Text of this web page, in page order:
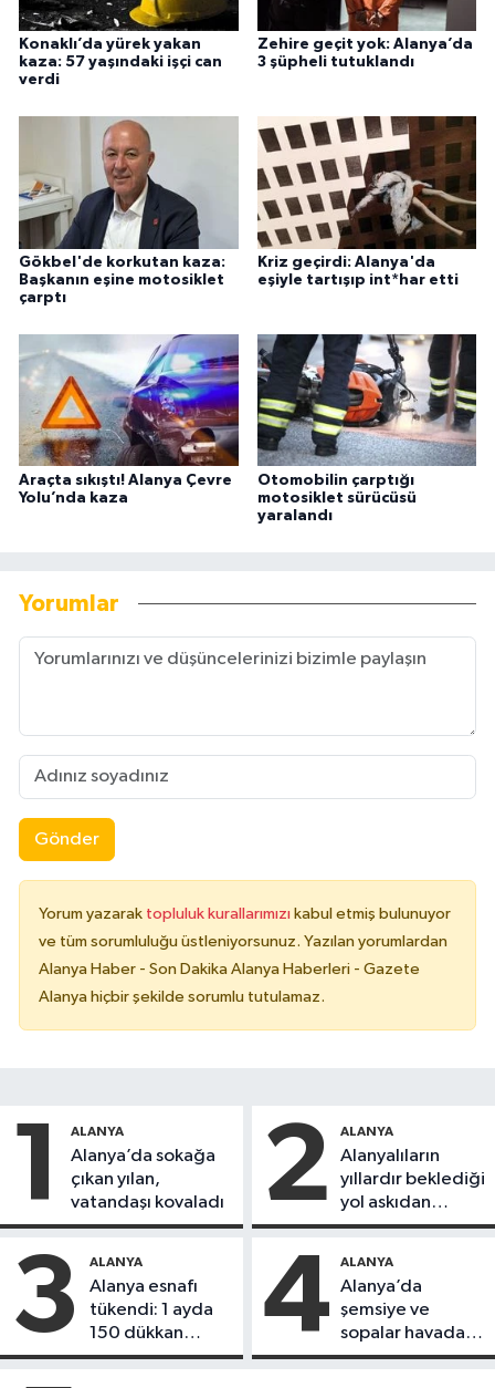
Konaklı’da yürek yakan
kaza: 57 yaşındaki işçi can
verdi
Zehire geçit yok: Alanya’da
3 şüpheli tutuklandı
Gökbel'de korkutan kaza:
Başkanın eşine motosiklet
çarptı
Kriz geçirdi: Alanya'da
eşiyle tartışıp int*har etti
Araçta sıkıştı! Alanya Çevre
Yolu’nda kaza
Otomobilin çarptığı
motosiklet sürücüsü
yaralandı
Yorumlar
Gönder
Yorum yazarak topluluk kurallarımızı kabul etmiş bulunuyor
ve tüm sorumluluğu üstleniyorsunuz. Yazılan yorumlardan
Alanya Haber - Son Dakika Alanya Haberleri - Gazete
Alanya hiçbir şekilde sorumlu tutulamaz.
1 ALANYA
Alanya’da sokağa
çıkan yılan,
vatandaşı kovaladı
2 ALANYA
Alanyalıların
yıllardır beklediği
yol askıdan
döndü
3 ALANYA
Alanya esnafı
tükendi: 1 ayda
150 dükkan
kapandı
4 ALANYA
Alanya’da
şemsiye ve
sopalar havada
uçuştu